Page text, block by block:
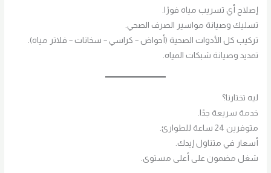
إصلاح أي تسريب مياه فورًا.
تسليك وصيانة مواسير الصرف الصحي.
تركيب كل الأدوات الصحية (أحواض – كراسي – سخانات – فلاتر مياه).
تمديد وصيانة شبكات المياه.
ليه تختارنا؟
خدمة سريعة جدًا.
متوفرين 24 ساعة للطوارئ.
أسعار في متناول إيدك.
شغل مضمون على أعلى مستوى.